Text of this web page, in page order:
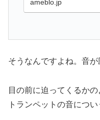
ameblo.jp
そうなんですよね。音が
目の前に迫ってくるか
トランペットの音につ